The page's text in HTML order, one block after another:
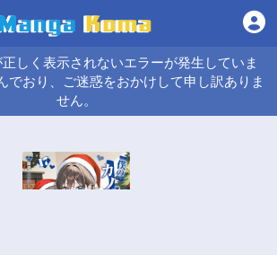
しく表示されないエラーが発生していま
でおり、ご迷惑をおかけして申し訳ありま
せん。